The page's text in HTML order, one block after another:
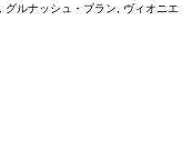
グルナッシュ・ブラン, ヴィオニエ